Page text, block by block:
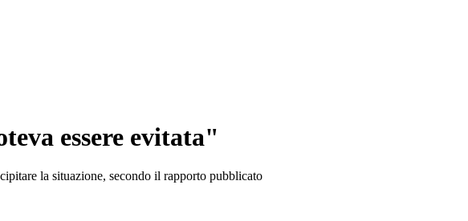
essere evitata"
la situazione, secondo il rapporto pubblicato